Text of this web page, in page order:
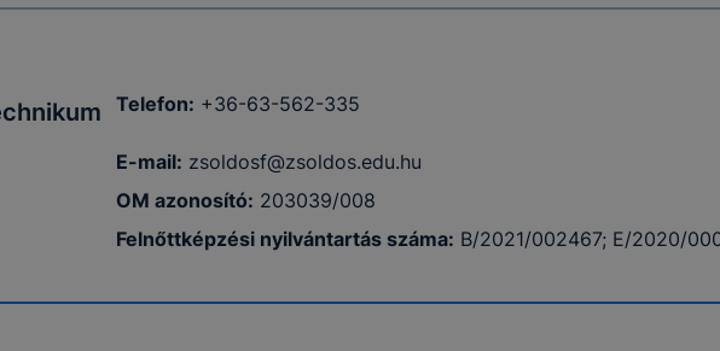
Telefon: +36-63-562-335
E-mail: zsoldosf@zsoldos.edu.hu
OM azonosító: 203039/008
Felnőttképzési nyilvántartás száma: B/2021/002467; E/2020/